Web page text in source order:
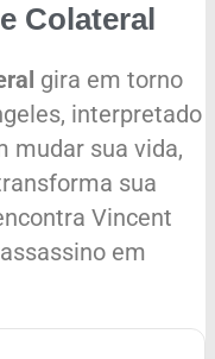
Colateral
gira em torno
interpretado
mudar sua vida,
sua
Vincent
em